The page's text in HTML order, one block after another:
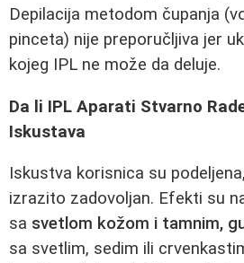
Depilacija metodom čupanja
pinceta) nije preporučljiva jer
kojeg IPL ne može da deluje.
Da li IPL Aparati Stvarno
Iskustava
Iskustva korisnica su
izrazito zadovoljan. Efekti su
sa svetlom kožom i tamnim,
sa svetlim, sedim ili